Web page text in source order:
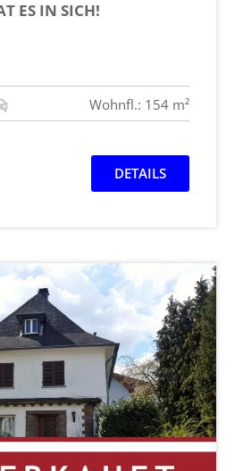
ES IN SICH!
Wohnfl.: 154 m²
DETAILS